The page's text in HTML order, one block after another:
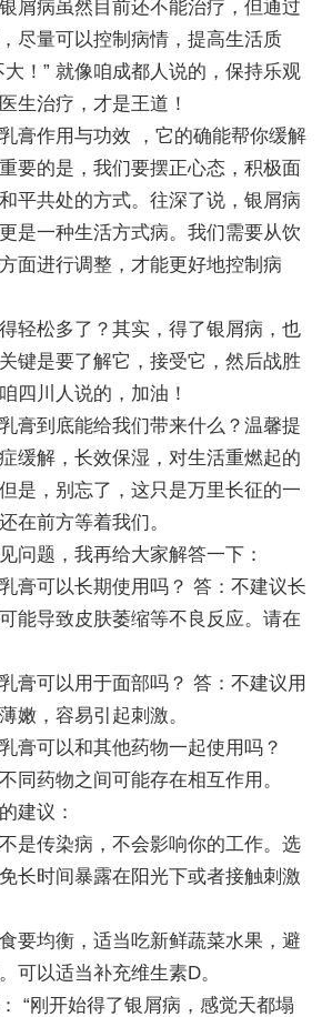
屑病虽然目前还不能治疗，但通过
尽量可以控制病情，提高生活质
！” 就像咱成都人说的，保持乐观
生治疗，才是王道！
膏作用与功效 ，它的确能帮你缓解
要的是，我们要摆正心态，积极面
平共处的方式。往深了说，银屑病
是一种生活方式病。我们需要从饮
面进行调整，才能更好地控制病
轻松多了？其实，得了银屑病，也
键是要了解它，接受它，然后战胜
四川人说的，加油！
膏到底能给我们带来什么？温馨提
缓解，长效保湿，对生活重燃起的
是，别忘了，这只是万里长征的一
在前方等着我们。
问题，我再给大家解答一下：
膏可以长期使用吗？ 答：不建议长
能导致皮肤萎缩等不良反应。请在
膏可以用于面部吗？ 答：不建议用
嫩，容易引起刺激。
膏可以和其他药物一起使用吗？
同药物之间可能存在相互作用。
建议：
是传染病，不会影响你的工作。选
长时间暴露在阳光下或者接触刺激
要均衡，适当吃新鲜蔬菜水果，避
可以适当补充维生素D。
“刚开始得了银屑病，感觉天都塌